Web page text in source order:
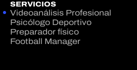
SERVICIOS
Videoanálisis Profesional
Psicólogo Deportivo
Preparador físico
Football Manager